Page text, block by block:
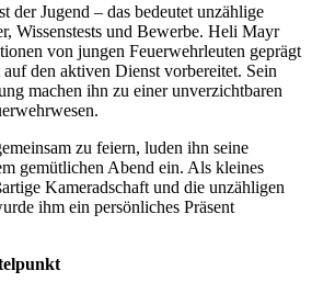
der Jugend – das bedeutet unzählige
Wissenstests und Bewerbe. Heli Mayr
von jungen Feuerwehrleuten geprägt
den aktiven Dienst vorbereitet. Sein
machen ihn zu einer unverzichtbaren
zu feiern, luden ihn seine
gemütlichen Abend ein. Als kleines
Kameradschaft und die unzähligen
ihm ein persönliches Präsent